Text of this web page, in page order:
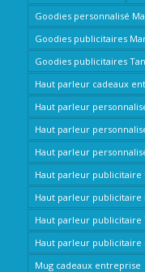
Goodies personnalisé
Goodies publicitaires
Goodies publicitaires
Haut parleur cadeaux
Haut parleur
Haut parleur
Haut parleur
Haut parleur publicitaire
Haut parleur publicitaire
Haut parleur publicitaire
Haut parleur publicitaire
Mug cadeaux entreprise